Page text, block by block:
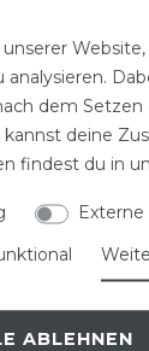
dem
deine
findest du in
ABLEHNEN